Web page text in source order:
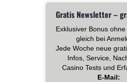
Gratis Newsletter –
Exklusiver Bonus
gleich bei
Jede Woche neue
Infos, Service,
Casino Tests und
E-Mail: